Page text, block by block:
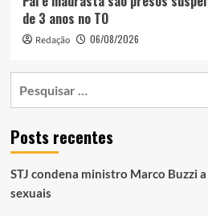
de 3 anos no TO
Redação 06/08/2026
Posts recentes
STJ condena ministro Marco Buzzi
sexuais